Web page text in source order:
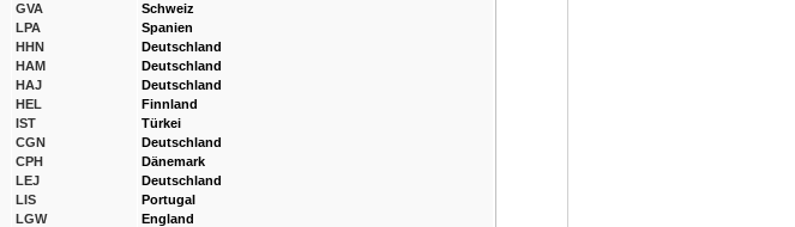
GVA
LPA
HHN
HAM
HAJ
HEL
IST
CGN
CPH
LEJ
LIS
LGW
Schweiz
Spanien
Deutschland
Deutschland
Deutschland
Finnland
Türkei
Deutschland
Dänemark
Deutschland
Portugal
England